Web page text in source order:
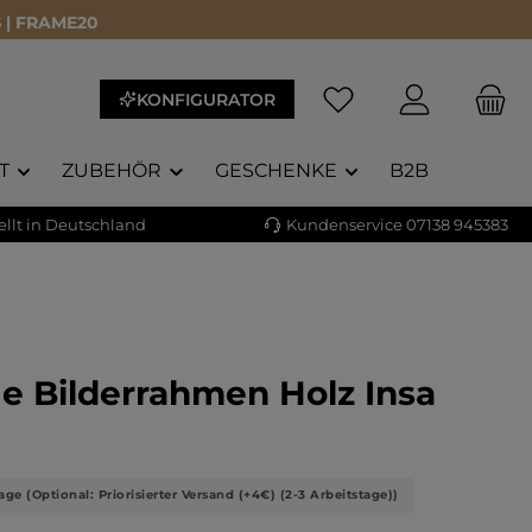
| FRAME20
KONFIGURATOR
ZUBEHÖR GESCHENKE B2B
in Deutschland Kundenservice 07138 945383
Bilderrahmen Holz Insa
Bewertung von 5 von 5 Sternen
(Optional: Priorisierter Versand (+4€) (2-3 Arbeitstage))